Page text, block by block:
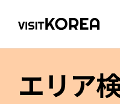
エリア